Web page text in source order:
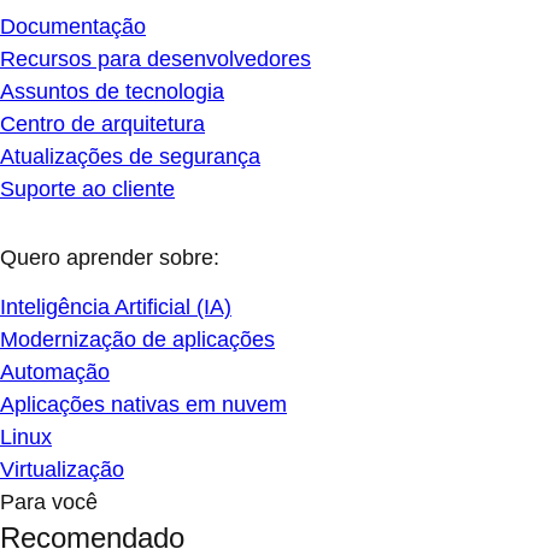
Documentação
Recursos para desenvolvedores
Assuntos de tecnologia
Centro de arquitetura
Atualizações de segurança
Suporte ao cliente
Quero aprender sobre:
Inteligência Artificial (IA)
Modernização de aplicações
Automação
Aplicações nativas em nuvem
Linux
Virtualização
Para você
Recomendado